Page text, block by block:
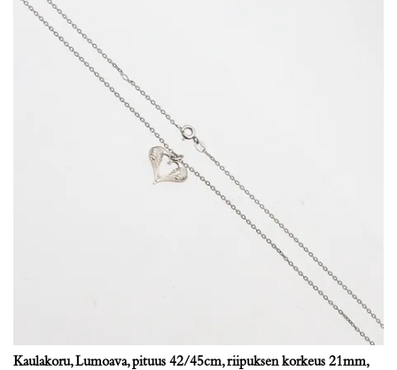
Kaulakoru, Lumoava, pituus 42/45cm, riipuksen korkeus 21mm,